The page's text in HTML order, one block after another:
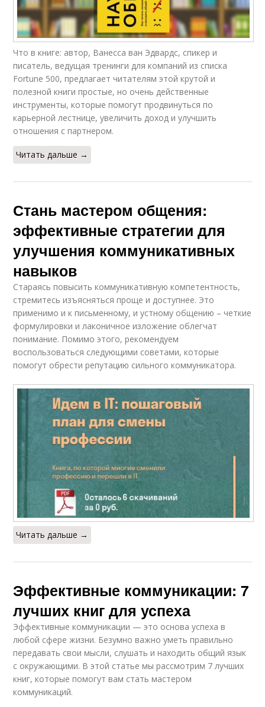
Что в книге: автор, Ванесса ван Эдвардс, спикер и
писатель, ведущая тренинги для компаний из списка
Fortune 500, предлагает читателям этой крутой и
полезной книги простые, но очень действенные
инструменты, которые помогут продвинуться по
карьерной лестнице, увеличить доход и улучшить
отношения с партнером.
Читать дальше →
Стань мастером общения:
эффективные стратегии для
улучшения коммуникативных
навыков
Стараясь повысить коммуникативную компетентность,
стремитесь изъясняться проще и доступнее. Это
применимо и к письменному, и устному общению – четкие
формулировки и лаконичное изложение облегчат
понимание. Помимо этого, рекомендуем
воспользоваться следующими советами, которые
помогут обрести репутацию сильного коммуникатора.
Читать дальше →
Эффективные коммуникации: 7
лучших книг для успеха
Эффективные коммуникации — это основа успеха в
любой сфере жизни. Безумно важно уметь правильно
передавать свои мысли, слушать и находить общий язык
с окружающими. В этой статье мы рассмотрим 7 лучших
книг, которые помогут вам стать мастером
коммуникаций.